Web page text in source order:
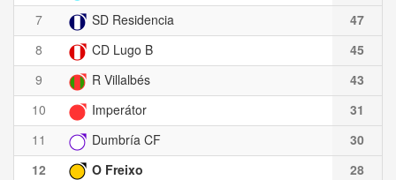
7
SD Residencia
47
8
CD Lugo B
45
9
R Villalbés
43
10
Imperátor
31
11
Dumbría CF
30
12
O Freixo
28